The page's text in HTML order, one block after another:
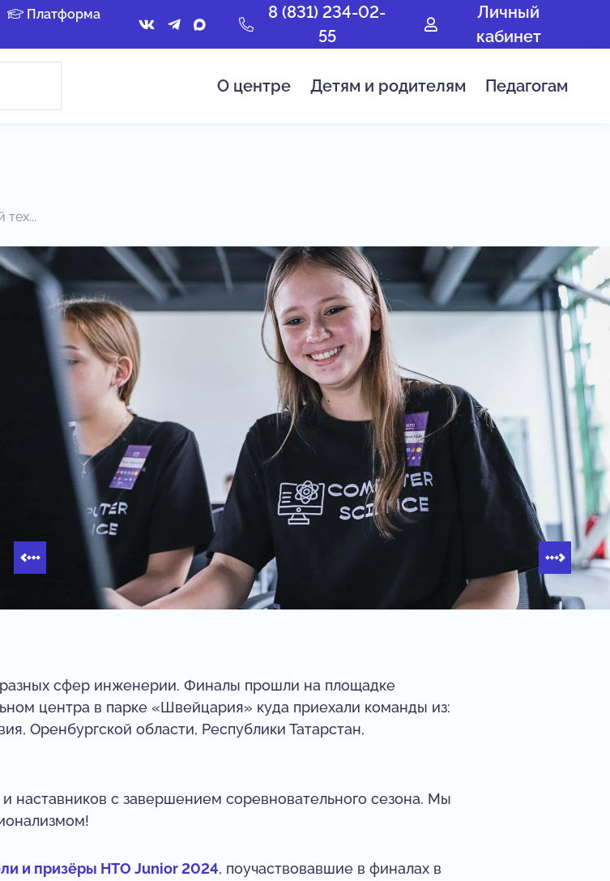
Платформа
8 (831) 234-02-
55
Личный
кабинет
О центре Детям и родителям Педагогам
сфер инженерии. Финалы прошли на площадке
центра в парке «Швейцария» куда приехали команды из:
Оренбургской области, Республики Татарстан,
наставников с завершением соревновательного сезона. Мы
и призёры НТО Junior 2024, поучаствовавшие в финалах в